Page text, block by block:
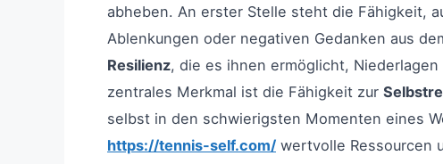
abheben. An erster Stelle steht die Fähigkeit,
Ablenkungen oder negativen Gedanken aus
Resilienz, die es ihnen ermöglicht,
zentrales Merkmal ist die Fähigkeit zur
selbst in den schwierigsten Momenten eines
https://tennis-self.com/ wertvolle Ressourcen